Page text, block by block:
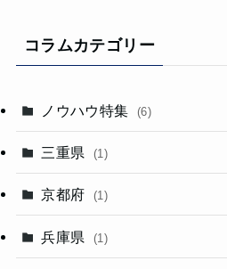
コラムカテゴリー
ノウハウ特集 (6)
三重県 (1)
京都府 (1)
兵庫県 (1)